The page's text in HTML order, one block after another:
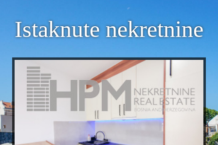
Istaknute nekretnine